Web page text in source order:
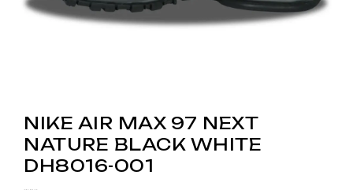
NIKE AIR MAX 97 NEXT
NATURE BLACK WHITE
DH8016-001